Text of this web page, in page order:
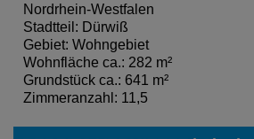
Nordrhein-Westfalen
Stadtteil: Dürwiß
Gebiet: Wohngebiet
Wohnfläche ca.: 282 m²
Grundstück ca.: 641 m²
Zimmeranzahl: 11,5